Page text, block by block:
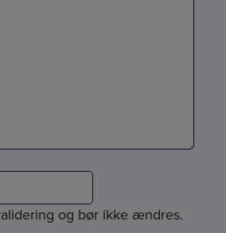
og bør ikke ændres.